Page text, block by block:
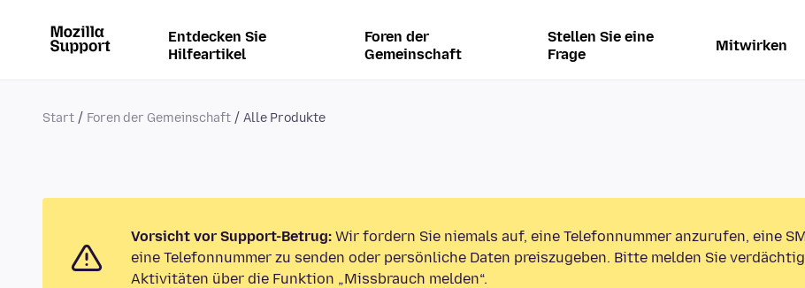
Entdecken Sie
Hilfeartikel
Foren der
Gemeinschaft
Stellen Sie eine
Frage
Mitwirken
Start Foren der Gemeinschaft Alle Produkte
Vorsicht vor Support-Betrug: Wir fordern Sie niemals auf, eine Telefonnummer anzurufen, eine
eine Telefonnummer zu senden oder persönliche Daten preiszugeben. Bitte melden Sie
Aktivitäten über die Funktion „Missbrauch melden“.